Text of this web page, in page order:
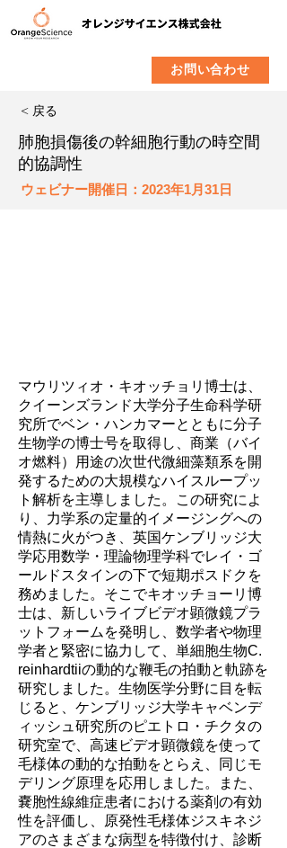
お問い合わせ
< 戻る
肺胞損傷後の幹細胞行動の時空間
的協調性
ウェビナー開催日：2023年1月31日
マウリツィオ・キオッチョリ博士は、
クイーンズランド大学分子生命科学研
究所でベン・ハンカマーとともに分子
生物学の博士号を取得し、商業（バイ
オ燃料）用途の次世代微細藻類系を開
発するための大規模なハイスループッ
ト解析を主導しました。この研究によ
り、力学系の定量的イメージングへの
情熱に火がつき、英国ケンブリッジ大
学応用数学・理論物理学科でレイ・ゴ
ールドスタインの下で短期ポスドクを
務めました。そこでキオッチョーリ博
士は、新しいライブビデオ顕微鏡プラ
ットフォームを発明し、数学者や物理
学者と緊密に協力して、単細胞生物C.
reinhardtiiの動的な鞭毛の拍動と軌跡を
研究しました。生物医学分野に目を転
じると、ケンブリッジ大学キャベンデ
ィッシュ研究所のピエトロ・チクタの
研究室で、高速ビデオ顕微鏡を使って
毛様体の動的な拍動をとらえ、同じモ
デリング原理を応用しました。また、
嚢胞性線維症患者における薬剤の有効
性を評価し、原発性毛様体ジスキネジ
アのさまざまな病型を特徴付け、診断